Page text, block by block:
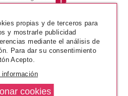
propias y de terceros para
y mostrarle publicidad
mediante el análisis de
Para dar su consentimiento
Acepto.
información